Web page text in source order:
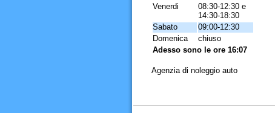
Venerdi
08:30-12:30 e
14:30-18:30
Sabato
09:00-12:30
Domenica
chiuso
Adesso sono le ore 16:07
Agenzia di noleggio auto